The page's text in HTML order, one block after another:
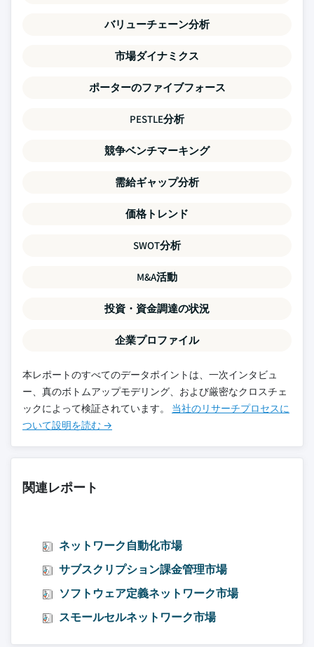
バリューチェーン分析
市場ダイナミクス
ポーターのファイブフォース
PESTLE分析
競争ベンチマーキング
需給ギャップ分析
価格トレンド
SWOT分析
M&A活動
投資・資金調達の状況
企業プロファイル
本レポートのすべてのデータポイントは、一次インタビュ
ー、真のボトムアップモデリング、および厳密なクロスチェ
ックによって検証されています。 当社のリサーチプロセスに
ついて設明を読む →
関連レポート
ネットワーク自動化市場
サブスクリプション課金管理市場
ソフトウェア定義ネットワーク市場
スモールセルネットワーク市場